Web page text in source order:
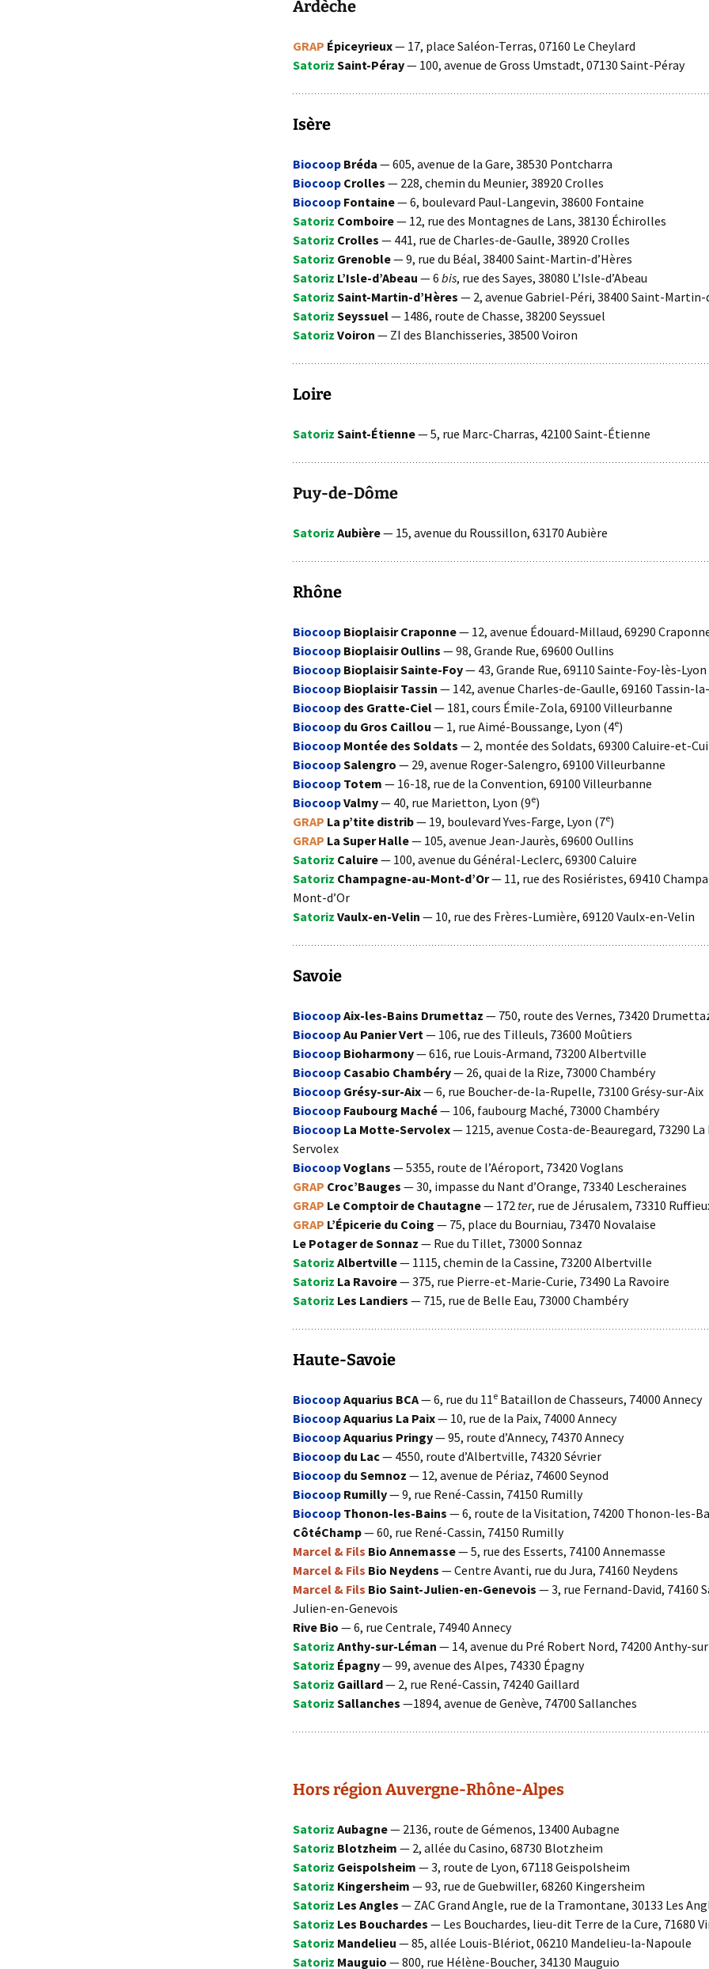
Ardèche
GRAP Épiceyrieux— 17, place Saléon-Terras, 07160 Le Cheylard
Satoriz Saint-Péray— 100, avenue de Gross Umstadt, 07130 Saint-Péray
Isère
Biocoop Bréda — 605, avenue de la Gare, 38530 Pontcharra
Biocoop Crolles — 228, chemin du Meunier, 38920 Crolles
Biocoop Fontaine— 6, boulevard Paul-Langevin, 38600 Fontaine
Satoriz Comboire— 12, rue des Montagnes de Lans, 38130 Échirolles
Satoriz Crolles — 441, rue de Charles-de-Gaulle, 38920 Crolles
Satoriz Grenoble— 9, rue du Béal, 38400 Saint-Martin-d’Hères
Satoriz L’Isle-d’Abeau — 6 bis, rue des Sayes, 38080 L’Isle-d’Abeau
Satoriz Saint-Martin-d’Hères — 2, avenue Gabriel-Péri, 38400 Saint-Martin-
Satoriz Seyssuel— 1486, route de Chasse, 38200 Seyssuel
Satoriz Voiron — ZI des Blanchisseries, 38500 Voiron
Loire
Satoriz Saint-Étienne— 5, rue Marc-Charras, 42100 Saint-Étienne
Puy-de-Dôme
Satoriz Aubière— 15, avenue du Roussillon, 63170 Aubière
Rhône
Biocoop Bioplaisir Craponne— 12, avenue Édouard-Millaud, 69290
Biocoop Bioplaisir Oullins — 98, Grande Rue, 69600 Oullins
Biocoop Bioplaisir Sainte-Foy— 43, Grande Rue, 69110 Sainte-Foy-lès-Lyon
Biocoop Bioplaisir Tassin — 142, avenue Charles-de-Gaulle, 69160 Tassin-
Biocoop des Gratte-Ciel— 181, cours Émile-Zola, 69100 Villeurbanne
Biocoop du Gros Caillou — 1, rue Aimé-Boussange, Lyon (4e)
Biocoop Montée des Soldats — 2, montée des Soldats, 69300 Caluire-et-
BiocoopSalengro — 29, avenue Roger-Salengro, 69100 Villeurbanne
Biocoop Totem — 16-18, rue de la Convention, 69100 Villeurbanne
BiocoopValmy— 40, rue Marietton, Lyon (9e)
GRAP La p’tite distrib— 19, boulevard Yves-Farge, Lyon (7e)
GRAP La Super Halle— 105, avenue Jean-Jaurès, 69600 Oullins
Satoriz Caluire— 100, avenue du Général-Leclerc, 69300 Caluire
Satoriz Champagne-au-Mont-d’Or— 11, rue des Rosiéristes, 69410
Mont-d’Or
Satoriz Vaulx-en-Velin — 10, rue des Frères-Lumière, 69120 Vaulx-en-Velin
Savoie
BiocoopAix-les-Bains Drumettaz — 750, route des Vernes, 73420
BiocoopAu Panier Vert — 106, rue des Tilleuls, 73600 Moûtiers
Biocoop Bioharmony— 616, rue Louis-Armand, 73200 Albertville
Biocoop Casabio Chambéry— 26, quai de la Rize, 73000 Chambéry
Biocoop Grésy-sur-Aix— 6, rue Boucher-de-la-Rupelle, 73100 Grésy-sur-Aix
Biocoop Faubourg Maché— 106, faubourg Maché, 73000 Chambéry
Biocoop La Motte-Servolex— 1215, avenue Costa-de-Beauregard, 73290
Servolex
BiocoopVoglans — 5355, route de l’Aéroport, 73420 Voglans
GRAP Croc’Bauges — 30, impasse du Nant d’Orange, 73340 Lescheraines
GRAP Le Comptoir de Chautagne— 172 ter, rue de Jérusalem, 73310
GRAP L’Épicerie du Coing — 75, place du Bourniau, 73470 Novalaise
Le Potager de Sonnaz — Rue du Tillet, 73000 Sonnaz
Satoriz Albertville— 1115, chemin de la Cassine, 73200 Albertville
Satoriz La Ravoire— 375, rue Pierre-et-Marie-Curie, 73490 La Ravoire
Satoriz Les Landiers — 715, rue de Belle Eau, 73000 Chambéry
Haute-Savoie
BiocoopAquarius BCA— 6, rue du 11 e Bataillon de Chasseurs, 74000 Annecy
BiocoopAquarius La Paix— 10, rue de la Paix, 74000 Annecy
BiocoopAquarius Pringy— 95, route d’Annecy, 74370 Annecy
Biocoop du Lac— 4550, route d’Albertville, 74320 Sévrier
Biocoop du Semnoz — 12, avenue de Périaz, 74600 Seynod
Biocoop Rumilly— 9, rue René-Cassin, 74150 Rumilly
Biocoop Thonon-les-Bains — 6, route de la Visitation, 74200 Thonon-les-
CôtéChamp— 60, rue René-Cassin, 74150 Rumilly
Marcel & Fils Bio Annemasse— 5, rue des Esserts, 74100 Annemasse
Marcel & Fils Bio Neydens — Centre Avanti, rue du Jura, 74160 Neydens
Marcel & Fils Bio Saint-Julien-en-Genevois — 3, rue Fernand-David, 74160
Julien-en-Genevois
Rive Bio — 6, rue Centrale, 74940 Annecy
Satoriz Anthy-sur-Léman — 14, avenue du Pré Robert Nord, 74200 Anthy-
Satoriz Épagny— 99, avenue des Alpes, 74330 Épagny
Satoriz Gaillard— 2, rue René-Cassin, 74240 Gaillard
Satoriz Sallanches —1894, avenue de Genève, 74700 Sallanches
Hors région Auvergne-Rhône-Alpes
Satoriz Aubagne— 2136, route de Gémenos, 13400 Aubagne
Satoriz Blotzheim — 2, allée du Casino, 68730 Blotzheim
Satoriz Geispolsheim — 3, route de Lyon, 67118 Geispolsheim
Satoriz Kingersheim — 93, rue de Guebwiller, 68260 Kingersheim
Satoriz Les Angles — ZAC Grand Angle, rue de la Tramontane, 30133 Les
Satoriz Les Bouchardes — Les Bouchardes, lieu-dit Terre de la Cure, 71680
Satoriz Mandelieu — 85, allée Louis-Blériot, 06210 Mandelieu-la-Napoule
Satoriz Mauguio — 800, rue Hélène-Boucher, 34130 Mauguio